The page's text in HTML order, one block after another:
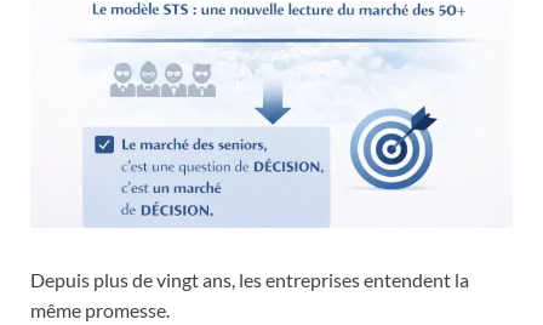
Depuis plus de vingt ans, les entreprises entendent la
même promesse.